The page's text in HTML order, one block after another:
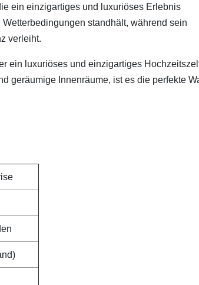
ein einzigartiges und luxuriöses Erlebnis
standhält, während sein
verleiht.
ein luxuriöses und einzigartiges
geräumige Innenräume, ist es die perfekte